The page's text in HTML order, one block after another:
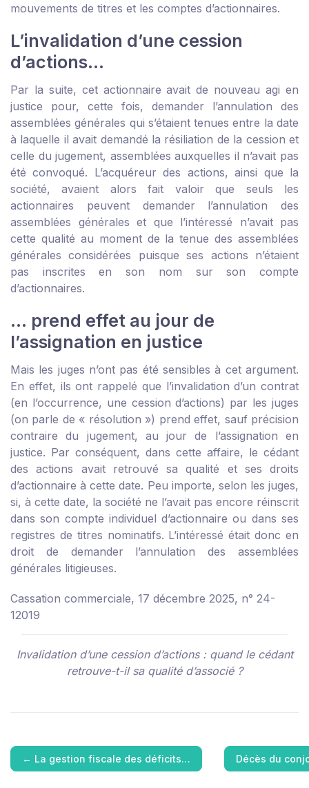
mouvements de titres et les comptes d’actionnaires.
L’invalidation d’une cession
d’actions…
Par la suite, cet actionnaire avait de nouveau agi en
justice pour, cette fois, demander l’annulation des
assemblées générales qui s’étaient tenues entre la date
à laquelle il avait demandé la résiliation de la cession et
celle du jugement, assemblées auxquelles il n’avait pas
été convoqué. L’acquéreur des actions, ainsi que la
société, avaient alors fait valoir que seuls les
actionnaires peuvent demander l’annulation des
assemblées générales et que l’intéressé n’avait pas
cette qualité au moment de la tenue des assemblées
générales considérées puisque ses actions n’étaient
pas inscrites en son nom sur son compte
d’actionnaires.
… prend effet au jour de
l’assignation en justice
Mais les juges n’ont pas été sensibles à cet argument.
En effet, ils ont rappelé que l’invalidation d’un contrat
(en l’occurrence, une cession d’actions) par les juges
(on parle de « résolution ») prend effet, sauf précision
contraire du jugement, au jour de l’assignation en
justice. Par conséquent, dans cette affaire, le cédant
des actions avait retrouvé sa qualité et ses droits
d’actionnaire à cette date. Peu importe, selon les juges,
si, à cette date, la société ne l’avait pas encore réinscrit
dans son compte individuel d’actionnaire ou dans ses
registres de titres nominatifs. L’intéressé était donc en
droit de demander l’annulation des assemblées
générales litigieuses.
Cassation commerciale, 17 décembre 2025, n° 24-
12019
Invalidation d’une cession d’actions : quand le cédant
retrouve-t-il sa qualité d’associé ?
← La gestion fiscale des déficits… Décès du